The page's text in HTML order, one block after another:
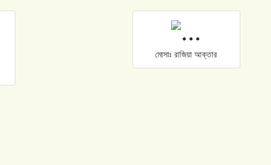
মােসাঃ রাজিয়া আক্তার